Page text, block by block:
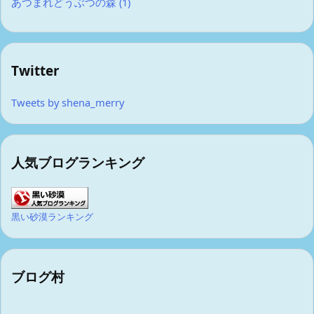
Twitter
Tweets by shena_merry
人気ブログランキング
黒い砂漠ランキング
ブログ村